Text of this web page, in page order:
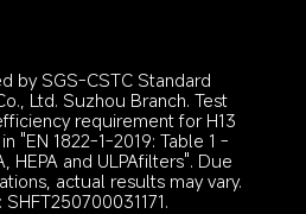
by SGS-CSTC Standard
Ltd. Suzhou Branch. Test
requirement for H13
"EN 1822-1-2019: Table 1 -
HEPA and ULPAfilters". Due
actual results may vary.